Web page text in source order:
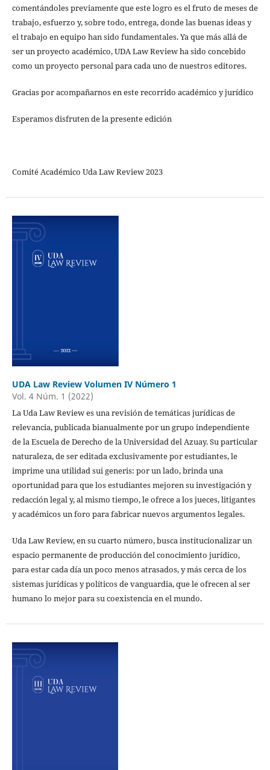
comentándoles previamente que este logro es el fruto de meses de
trabajo, esfuerzo y, sobre todo, entrega, donde las buenas ideas y
el trabajo en equipo han sido fundamentales. Ya que más allá de
ser un proyecto académico, UDA Law Review ha sido concebido
como un proyecto personal para cada uno de nuestros editores.
Gracias por acompañarnos en este recorrido académico y jurídico
Esperamos disfruten de la presente edición
Comité Académico Uda Law Review 2023
UDA Law Review Volumen IV Número 1
Vol. 4 Núm. 1 (2022)
La Uda Law Review es una revisión de temáticas jurídicas de
relevancia, publicada bianualmente por un grupo independiente
de la Escuela de Derecho de la Universidad del Azuay. Su particular
naturaleza, de ser editada exclusivamente por estudiantes, le
imprime una utilidad sui generis: por un lado, brinda una
oportunidad para que los estudiantes mejoren su investigación y
redacción legal y, al mismo tiempo, le ofrece a los jueces, litigantes
y académicos un foro para fabricar nuevos argumentos legales.
Uda Law Review, en su cuarto número, busca institucionalizar un
espacio permanente de producción del conocimiento jurídico,
para estar cada día un poco menos atrasados, y más cerca de los
sistemas jurídicas y políticos de vanguardia, que le ofrecen al ser
humano lo mejor para su coexistencia en el mundo.